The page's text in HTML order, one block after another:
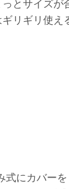
とサイズが
リギリ使え
式にカバーを